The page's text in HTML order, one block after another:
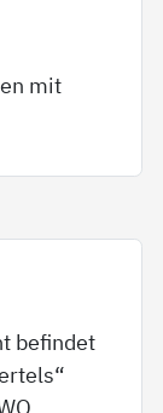
mit
befindet